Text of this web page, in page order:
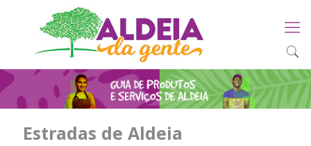
Estradas de Aldeia